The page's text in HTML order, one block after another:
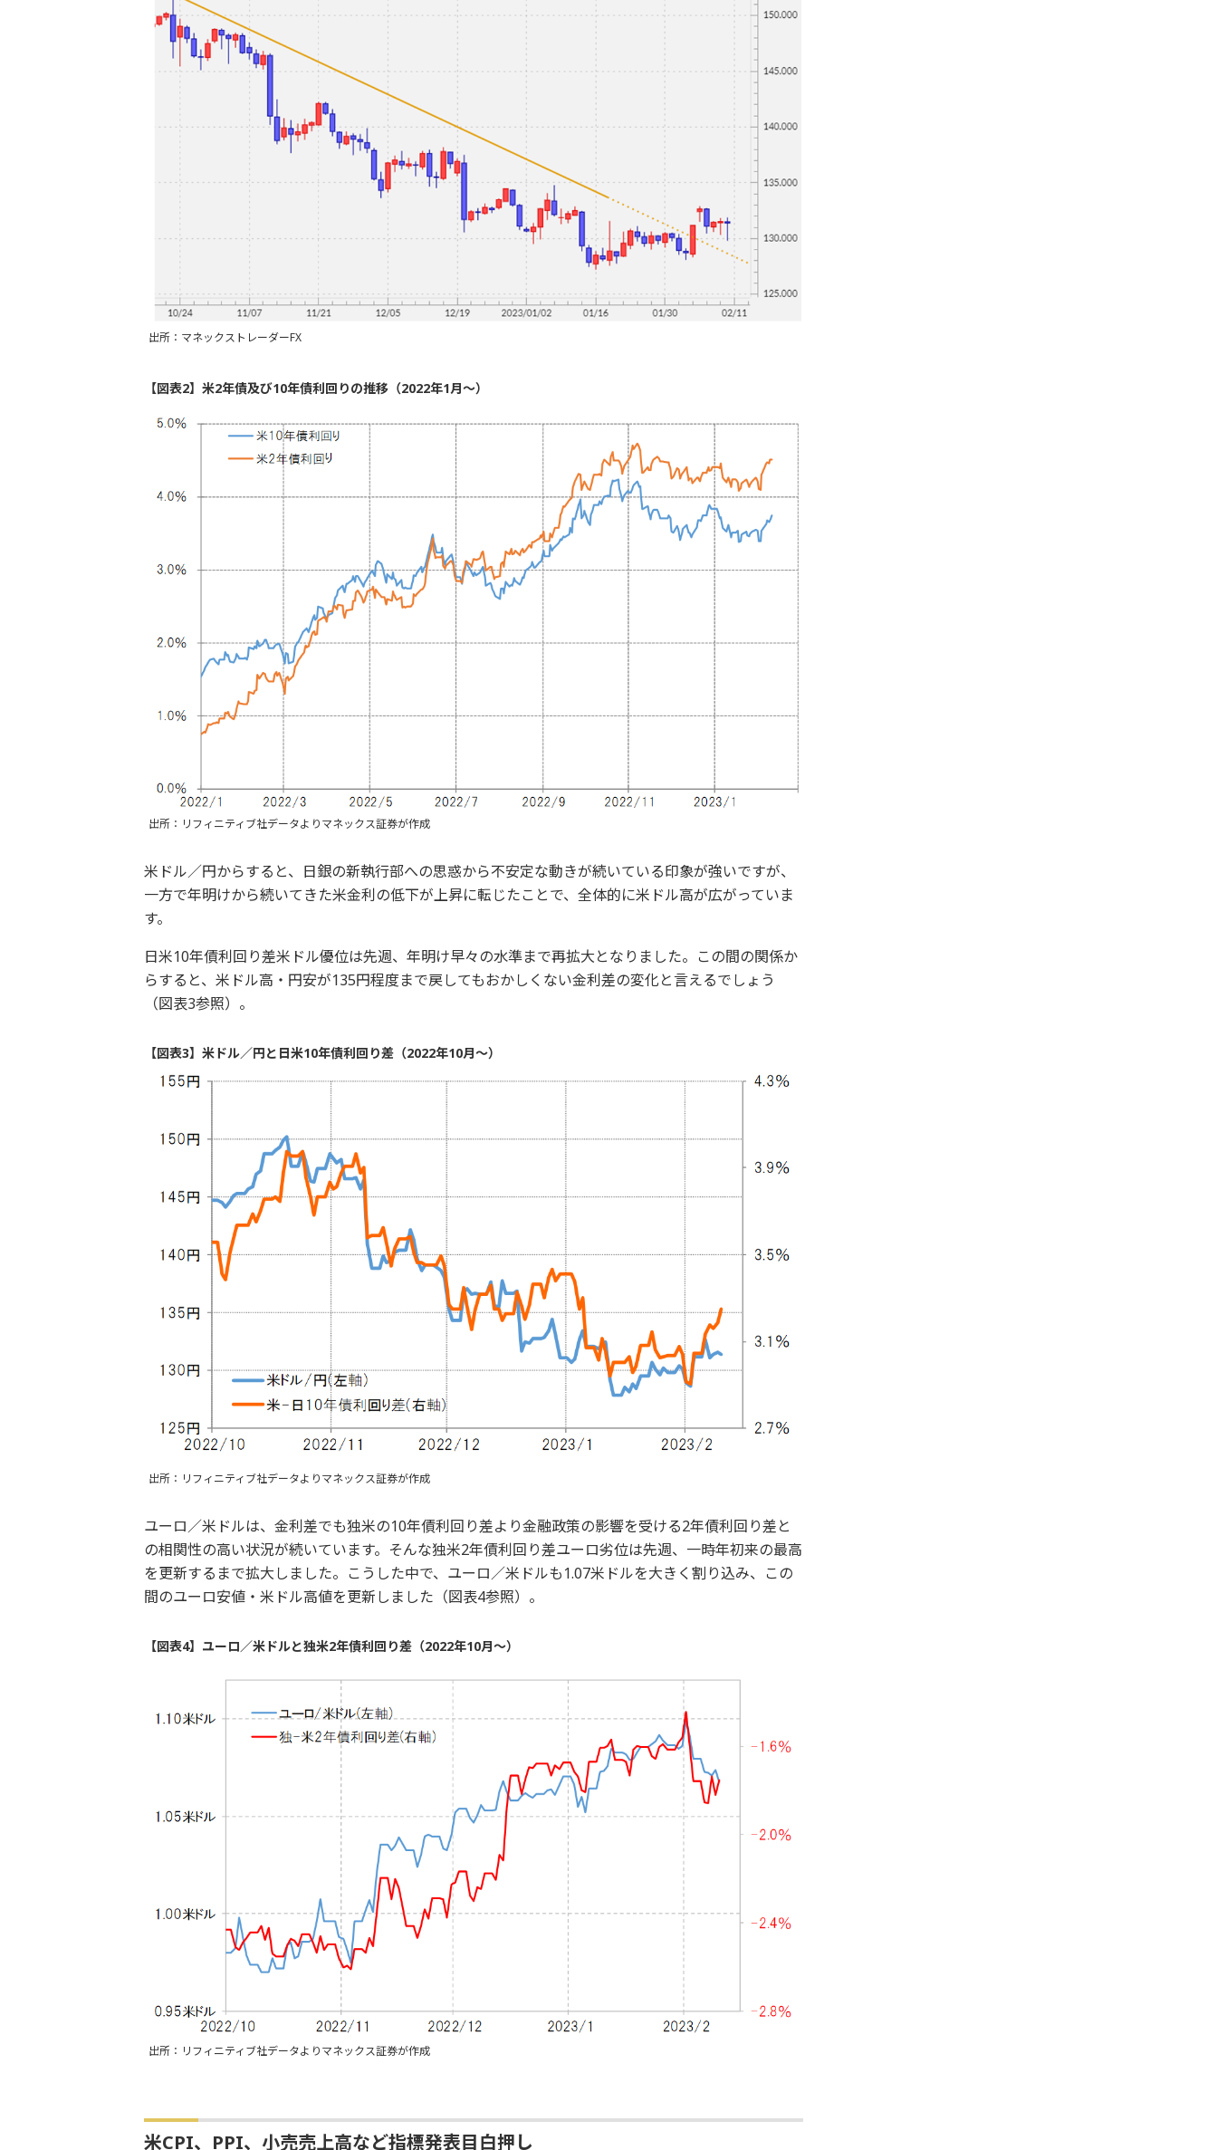
出所：マネックストレーダーFX
【図表2】米2年債及び10年債利回りの推移（2022年1月～）
出所：リフィニティブ社データよりマネックス証券が作成
米ドル／円からすると、日銀の新執行部への思惑から不安定な動きが続いている印象が強いですが、
一方で年明けから続いてきた米金利の低下が上昇に転じたことで、全体的に米ドル高が広がっていま
す。
日米10年債利回り差米ドル優位は先週、年明け早々の水準まで再拡大となりました。この間の関係か
らすると、米ドル高・円安が135円程度まで戻してもおかしくない金利差の変化と言えるでしょう
（図表3参照）。
【図表3】米ドル／円と日米10年債利回り差（2022年10月～）
出所：リフィニティブ社データよりマネックス証券が作成
ユーロ／米ドルは、金利差でも独米の10年債利回り差より金融政策の影響を受ける2年債利回り差と
の相関性の高い状況が続いています。そんな独米2年債利回り差ユーロ劣位は先週、一時年初来の最高
を更新するまで拡大しました。こうした中で、ユーロ／米ドルも1.07米ドルを大きく割り込み、この
間のユーロ安値・米ドル高値を更新しました（図表4参照）。
【図表4】ユーロ／米ドルと独米2年債利回り差（2022年10月～）
出所：リフィニティブ社データよりマネックス証券が作成
米CPI、PPI、小売売上高など指標発表目白押し